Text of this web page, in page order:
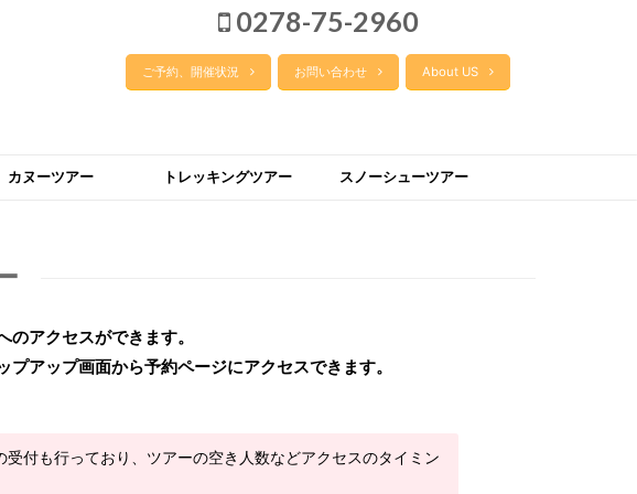
0278-75-2960
ご予約、開催状況 お問い合わせ About US
カヌーツアー トレッキングツアー スノーシューツアー
アクセスができます。
アップ画面から予約ページにアクセスできます。
付も行っており、ツアーの空き人数などアクセスのタイミン